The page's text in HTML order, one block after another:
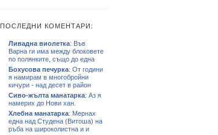
ПОСЛЕДНИ КОМЕНТАРИ:
Ливадна виолетка: Във
Варна ги има между блоковете
по полянките, също до една
Бохусова печурка: От години
я намирам в многобройни
кичури - над десет в район
Сиво-жълта манатарка: Аз я
намерих до Нови хан.
Хлебна манатарка: Мернах
една над Студена (Витоша) на
ръба на широколистна и и